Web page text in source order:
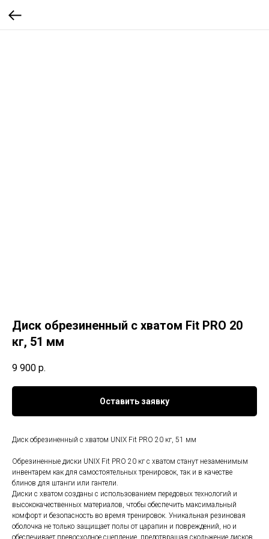
Диск обрезиненный c хватом Fit PRO 20
кг, 51 мм
9 900 р.
Оставить заявку
Диск обрезиненный c хватом UNIX Fit PRO 20 кг, 51 мм
Обрезиненные диски UNIX Fit PRO 20 кг с хватом станут незаменимым
инвентарем как для самостоятельных тренировок, так и в качестве
блинов для штанги или гантели.
Диски с хватом созданы с использованием передовых технологий и
высококачественных материалов, чтобы обеспечить максимальный
комфорт и безопасность во время тренировок. Уникальная резиновая
оболочка не только защищает полы от царапин и повреждений, но и